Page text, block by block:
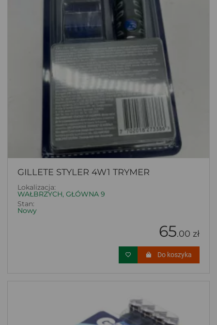
GILLETE STYLER 4W1 TRYMER
Lokalizacja:
WAŁBRZYCH, GŁÓWNA 9
Stan:
Nowy
65.00 zł
Do koszyka